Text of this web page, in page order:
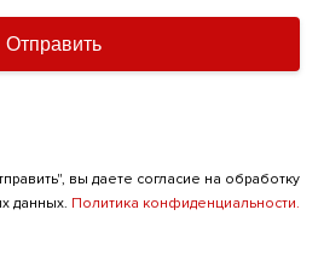
Отправить
вы даете согласие на обработку
данных. Политика конфиденциальности.